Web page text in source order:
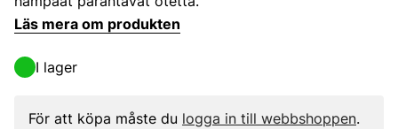
Läs mera om produkten
I lager
För att köpa måste du logga in till webbshoppen.